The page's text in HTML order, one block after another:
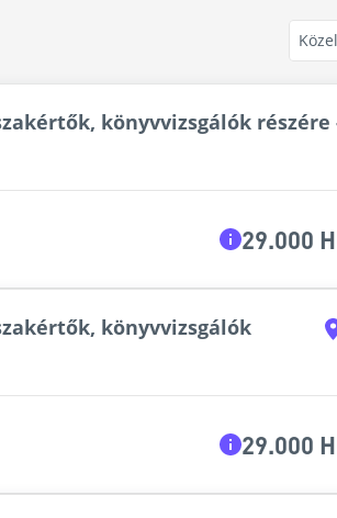
könyvvizsgálók részére
29.000
könyvvizsgálók
29.000